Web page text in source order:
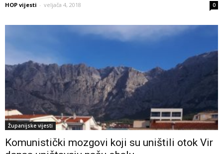
HOP vijesti - veljača 4, 2018 0
Županijske vijesti
Komunistički mozgovi koji su uništili otok Vir